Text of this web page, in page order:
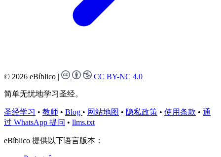
© 2026 eBíblico | CC BY-NC 4.0
简单无忧地学习圣经。
圣经学习 • 教师 • Blog • 网站地图 • 隐私政策 • 使用条款 • 通
过 WhatsApp 提问 • llms.txt
eBíblico 提供以下语言版本：